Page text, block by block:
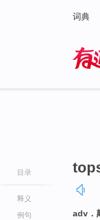
词典
目录
释义
例句
adv．